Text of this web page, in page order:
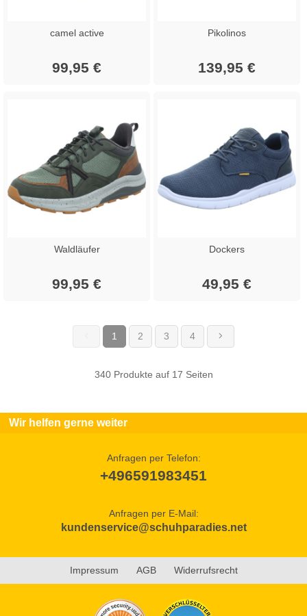
camel active
99,95 €
Pikolinos
139,95 €
Waldläufer
99,95 €
Dockers
49,95 €
1 (current)
2 3 4
340 Produkte auf 17 Seiten
Wir helfen gerne weiter
Anfragen per Telefon:
+496591983451
Anfragen per E-Mail:
kundenservice@schuhparadies.net
Impressum AGB Widerrufsrecht